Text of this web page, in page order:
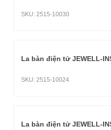
SKU: 2515-10030
La bàn điện tử JEWELL-
SKU: 2515-10024
La bàn điện tử JEWELL-